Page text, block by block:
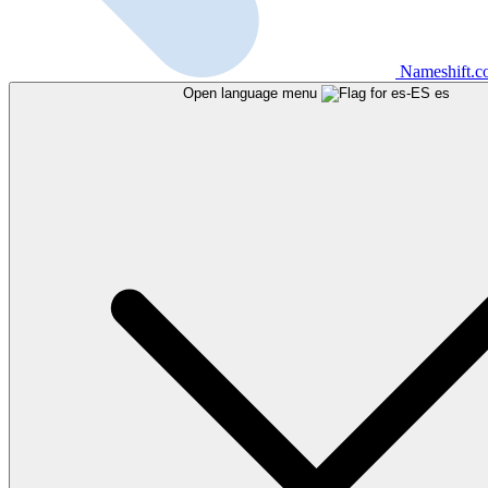
Open language menu es